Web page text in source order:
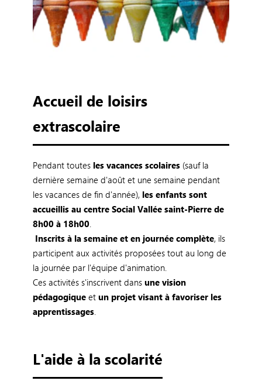
Accueil de loisirs
extrascolaire
Pendant toutes les vacances scolaires(sauf la
dernière semaine d'août et une semaine pendant
les vacances de fin d'année),les enfants sont
accueillis au centre Social Vallée saint-Pierre de
8h00 à 18h00.
Inscrits à la semaine et en journée complète, ils
participent aux activités proposées tout au long de
la journée par l'équipe d'animation.
Ces activités s'inscrivent dans une vision
pédagogiqueet un projet visant à favoriser les
apprentissages.
L'aide à la scolarité